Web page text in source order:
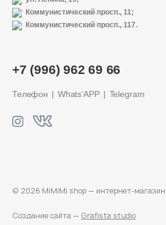
+7 (996) 962 69 66
Телефон Whats’APP Telegram
Коммунистический просп., 11;
Коммунистический просп., 117.
© 2026 MiMiMi shop — интернет-магазин
Создание сайта — Grafista studio